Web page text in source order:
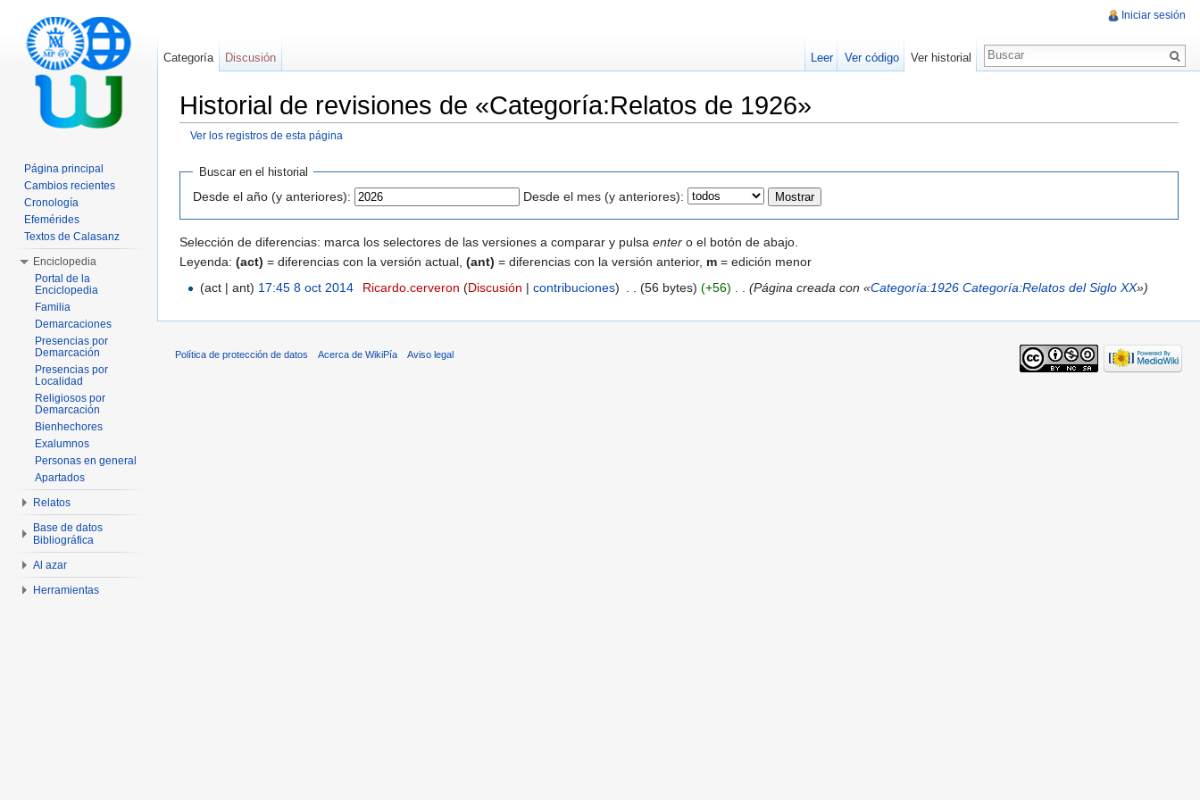
Historial de revisiones de «Categoría:Relatos de 1926»
Ver los registros de esta página
Buscar en el historial
Desde el año (y anteriores): Desde el mes (y anteriores):
Selección de diferencias: marca los selectores de las versiones a comparar y pulsa enter o el botón de abajo.
Leyenda: (act) = diferencias con la versión actual, (ant) = diferencias con la versión anterior, m = edición menor
(act | ant) 17:45 8 oct 2014 Ricardo.cerveron (Discusión | contribuciones) (56 bytes) (+56) (Página creada con «Categoría:1926 Categoría:Relatos del Siglo XX»)
Iniciar sesión
Categoría Discusión Leer Ver código Ver historial
Página principal
Cambios recientes
Cronología
Efemérides
Textos de Calasanz
Enciclopedia
Portal de la
Enciclopedia
Familia
Demarcaciones
Presencias por
Demarcación
Presencias por
Localidad
Religiosos por
Demarcación
Bienhechores
Exalumnos
Personas en general
Apartados
Relatos
Base de datos
Bibliográfica
Al azar
Herramientas
Política de protección de datos Acerca de WikiPía Aviso legal